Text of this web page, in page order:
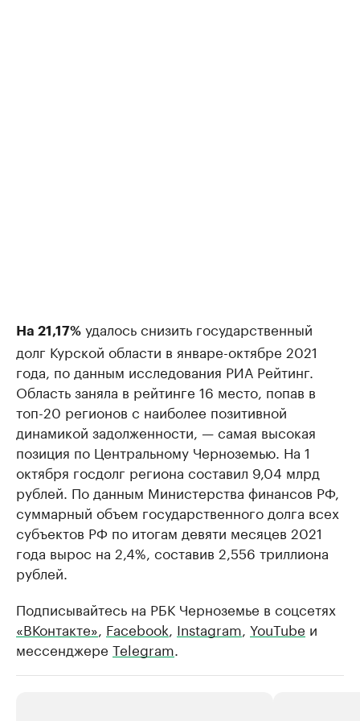
На 21,17% удалось снизить государственный
долг Курской области в январе-октябре 2021
года, по данным исследования РИА Рейтинг.
Область заняла в рейтинге 16 место, попав в
топ-20 регионов с наиболее позитивной
динамикой задолженности, — самая высокая
позиция по Центральному Черноземью. На 1
октября госдолг региона составил 9,04 млрд
рублей. По данным Министерства финансов РФ,
суммарный объем государственного долга всех
субъектов РФ по итогам девяти месяцев 2021
года вырос на 2,4%, составив 2,556 триллиона
рублей.
Подписывайтесь на РБК Черноземье в соцсетях
«ВКонтакте», Facebook, Instagram, YouTube и
мессенджере Telegram.